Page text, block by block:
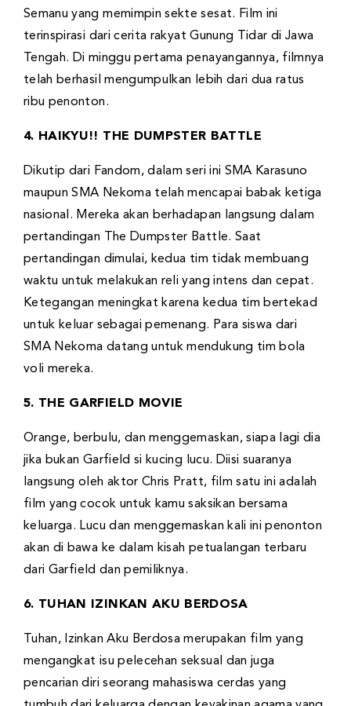
Semanu yang memimpin sekte sesat. Film ini
terinspirasi dari cerita rakyat Gunung Tidar di Jawa
Tengah. Di minggu pertama penayangannya, filmnya
telah berhasil mengumpulkan lebih dari dua ratus
ribu penonton.
4. HAIKYU!! THE DUMPSTER BATTLE
Dikutip dari Fandom, dalam seri ini SMA Karasuno
maupun SMA Nekoma telah mencapai babak ketiga
nasional. Mereka akan berhadapan langsung dalam
pertandingan The Dumpster Battle. Saat
pertandingan dimulai, kedua tim tidak membuang
waktu untuk melakukan reli yang intens dan cepat.
Ketegangan meningkat karena kedua tim bertekad
untuk keluar sebagai pemenang. Para siswa dari
SMA Nekoma datang untuk mendukung tim bola
voli mereka.
5. THE GARFIELD MOVIE
Orange, berbulu, dan menggemaskan, siapa lagi dia
jika bukan Garfield si kucing lucu. Diisi suaranya
langsung oleh aktor Chris Pratt, film satu ini adalah
film yang cocok untuk kamu saksikan bersama
keluarga. Lucu dan menggemaskan kali ini penonton
akan di bawa ke dalam kisah petualangan terbaru
dari Garfield dan pemiliknya.
6. TUHAN IZINKAN AKU BERDOSA
Tuhan, Izinkan Aku Berdosa merupakan film yang
mengangkat isu pelecehan seksual dan juga
pencarian diri seorang mahasiswa cerdas yang